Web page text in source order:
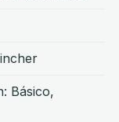
Básico,